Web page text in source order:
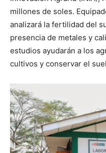
millones de soles.
analizará la fertilidad del
presencia de metales y
estudios ayudarán a los
cultivos y conservar el